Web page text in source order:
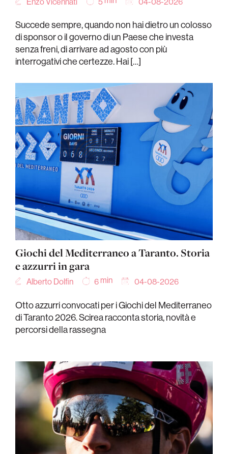
Succede sempre, quando non hai dietro un colosso
di sponsor o il governo di un Paese che investa
senza freni, di arrivare ad agosto con più
interrogativi che certezze. Hai […]
Giochi del Mediterraneo a Taranto. Storia
e azzurri in gara
Alberto Dolfin 6 min 04-08-2026
Otto azzurri convocati per i Giochi del Mediterraneo
di Taranto 2026. Scirea racconta storia, novità e
percorsi della rassegna